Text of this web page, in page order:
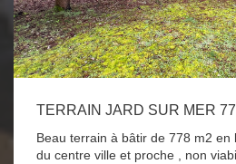
TERRAIN JARD SUR MER
Beau terrain à bâtir de 778 m2